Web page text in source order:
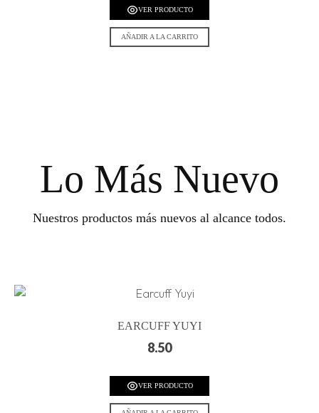
VER PRODUCTO
AÑADIR A LA CARRITO
Lo Más Nuevo
Nuestros productos más nuevos al alcance todos.
EARCUFF YUYI
8.50
VER PRODUCTO